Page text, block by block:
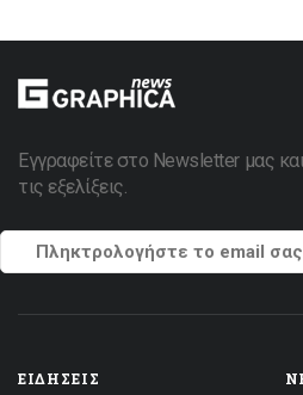
Εγγραφείτε στο Newsletter μας
τις εξελίξεις.
ΕΙΔΉΣΕΙΣ